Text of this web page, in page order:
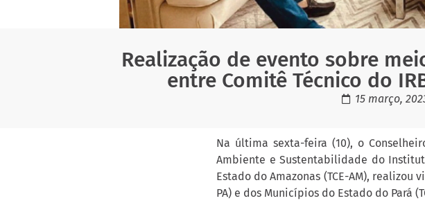
Realização de evento sobre
entre Comitê Técnico do
15 março,
Na última sexta-feira (10), o
Ambiente e Sustentabilidade do
Estado do Amazonas (TCE-AM),
PA) e dos Municípios do Estado do Pará